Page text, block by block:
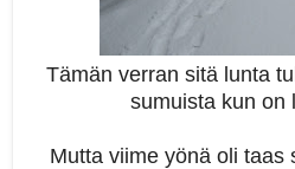
Tämän verran sitä lunta
sumuista kun on
Mutta viime yönä oli taas